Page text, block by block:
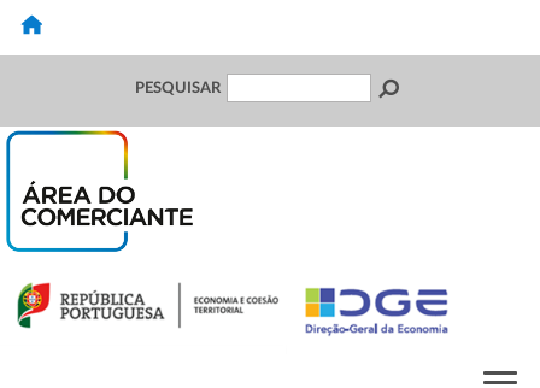
PESQUISAR